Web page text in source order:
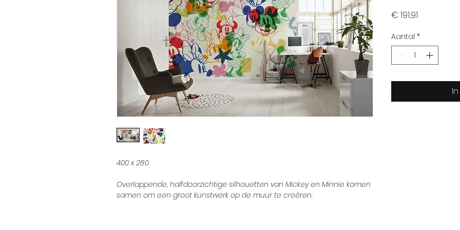
400 x 280
Overlappende, halfdoorzichtige silhouetten van Mickey en Minnie komen
samen om een groot kunstwerk op de muur te creëren.
€ 191,91
Aantal *